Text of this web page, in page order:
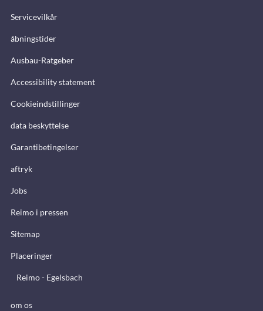
Servicevilkår
åbningstider
Ausbau-Ratgeber
Accessibility statement
Cookieindstillinger
data beskyttelse
Garantibetingelser
aftryk
Jobs
Reimo i pressen
Sitemap
Placeringer
Reimo - Egelsbach
om os